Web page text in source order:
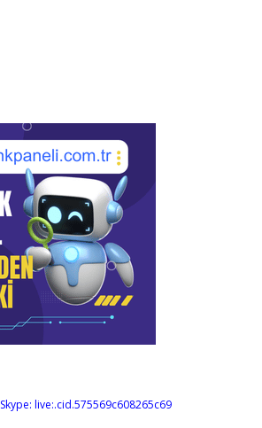
Skype: live:.cid.575569c608265c69